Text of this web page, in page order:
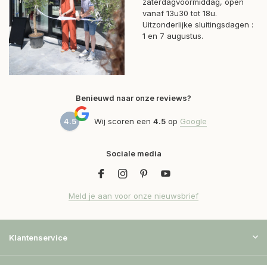
vanaf 13u30 tot 18u.
Uitzonderlijke sluitingsdagen :
1 en 7 augustus.
Benieuwd naar onze reviews?
4.5 Wij scoren een 4.5 op Google
Sociale media
Meld je aan voor onze nieuwsbrief
Klantenservice